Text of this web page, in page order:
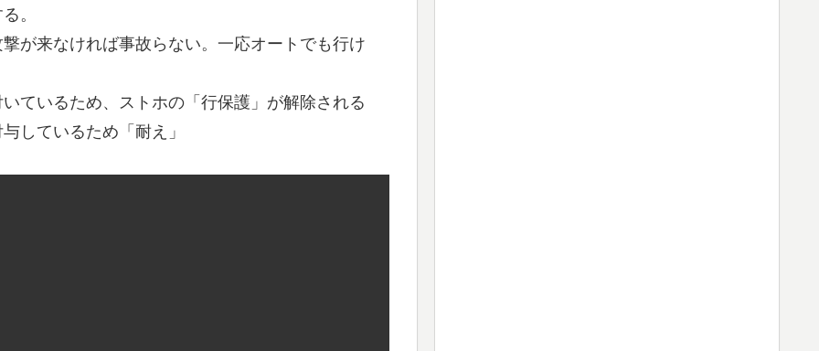
。
が来なければ事故らない。一応オートでも行け
ているため、ストホの「行保護」が解除される
しているため「耐え」